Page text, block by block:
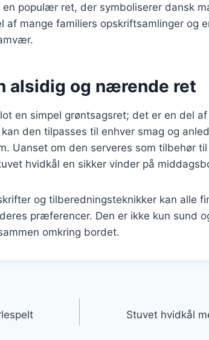
populær ret, der symboliserer dansk
af mange familiers opskriftsamlinger og
alsidig og nærende ret
en simpel grøntsagsret; det er en del
den tilpasses til enhver smag og
Uanset om den serveres som tilbehør
hvidkål en sikker vinder på
og tilberedningsteknikker kan alle
præferencer. Den er ikke kun sund
omkring bordet.
Stuvet hvidkål